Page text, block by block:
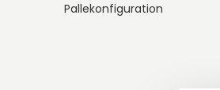
Pallekonfiguration